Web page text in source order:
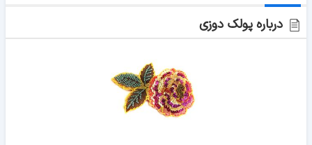
درباره پولک دوزی